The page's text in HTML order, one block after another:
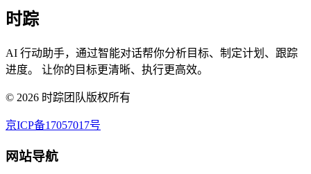
时踪
AI 行动助手，通过智能对话帮你分析目标、制定计划、跟踪
进度。 让你的目标更清晰、执行更高效。
© 2026 时踪团队版权所有
京ICP备17057017号
网站导航